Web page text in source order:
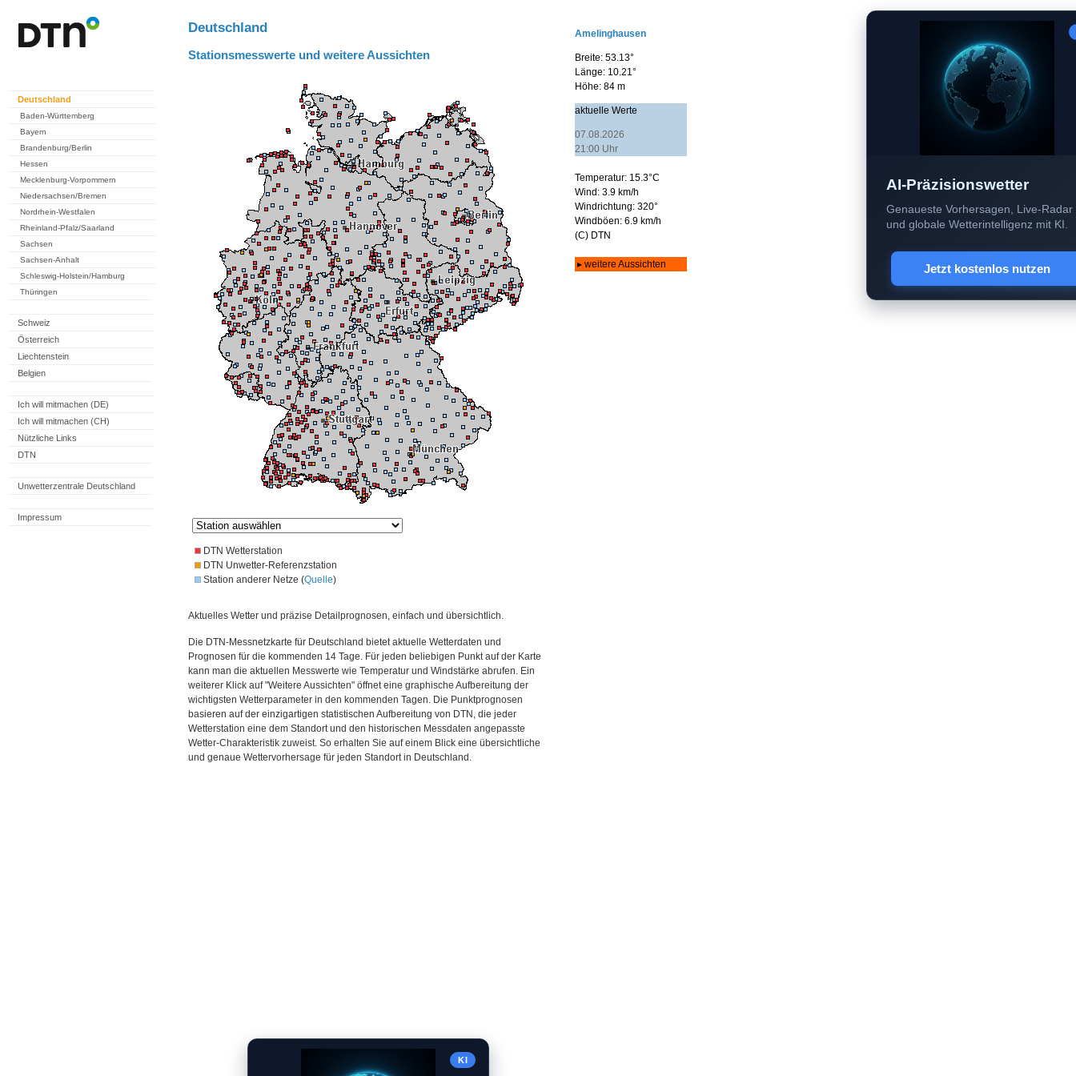
Deutschland
Baden-Württemberg
Bayern
Brandenburg/Berlin
Hessen
Mecklenburg-Vorpommern
Niedersachsen/Bremen
Nordrhein-Westfalen
Rheinland-Pfalz/Saarland
Sachsen
Sachsen-Anhalt
Schleswig-Holstein/Hamburg
Thüringen
Schweiz
Österreich
Liechtenstein
Belgien
Ich will mitmachen (DE)
Ich will mitmachen (CH)
Nützliche Links
DTN
Unwetterzentrale Deutschland
Impressum
Deutschland
Stationsmesswerte und weitere Aussichten
DTN Wetterstation
DTN Unwetter-Referenzstation
Station anderer Netze (Quelle)
Aktuelles Wetter und präzise Detailprognosen, einfach und übersichtlich.
Die DTN-Messnetzkarte für Deutschland bietet aktuelle Wetterdaten und
Prognosen für die kommenden 14 Tage. Für jeden beliebigen Punkt auf der Karte
kann man die aktuellen Messwerte wie Temperatur und Windstärke abrufen. Ein
weiterer Klick auf "Weitere Aussichten" öffnet eine graphische Aufbereitung der
wichtigsten Wetterparameter in den kommenden Tagen. Die Punktprognosen
basieren auf der einzigartigen statistischen Aufbereitung von DTN, die jeder
Wetterstation eine dem Standort und den historischen Messdaten angepasste
Wetter-Charakteristik zuweist. So erhalten Sie auf einem Blick eine übersichtliche
und genaue Wettervorhersage für jeden Standort in Deutschland.
KI
AI-Präzisionswetter
Genaueste Vorhersagen, Live-Radar
und globale Wetterintelligenz mit KI.
Jetzt kostenlos nutzen